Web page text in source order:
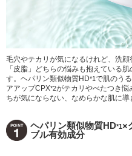
毛穴やテカリが気になるけれど、洗
「皮脂」どちらの悩みも抱えている
す。ヘパリン類似物質HD*1で肌のう
アアップCPX*2がテカリやべたつき悩
ちが気にならない、なめらかな肌に導
ヘパリン類似物質HD*1×
ブル有効成分